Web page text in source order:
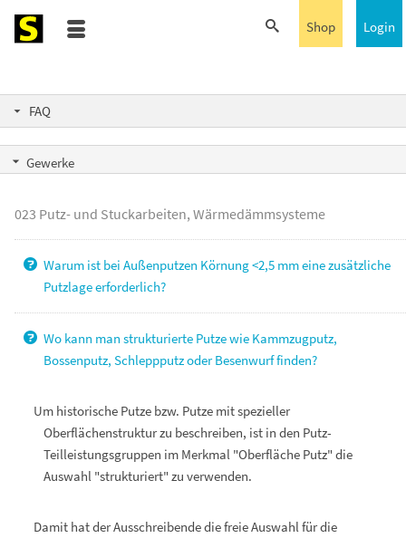
Login
Shop
FAQ
Gewerke
023 Putz- und Stuckarbeiten, Wärmedämmsysteme
Warum ist bei Außenputzen Körnung <2,5 mm eine zusätzliche
Putzlage erforderlich?
Wo kann man strukturierte Putze wie Kammzugputz,
Bossenputz, Schleppputz oder Besenwurf finden?
Um historische Putze bzw. Putze mit spezieller
Oberflächenstruktur zu beschreiben, ist in den Putz-
Teilleistungsgruppen im Merkmal "Oberfläche Putz" die
Auswahl "strukturiert" zu verwenden.
Damit hat der Ausschreibende die freie Auswahl für die